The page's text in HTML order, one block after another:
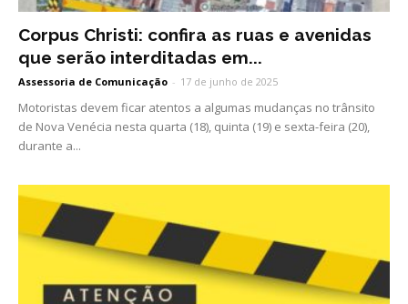
Corpus Christi: confira as ruas e avenidas
que serão interditadas em...
Assessoria de Comunicação - 17 de junho de 2025
Motoristas devem ficar atentos a algumas mudanças no trânsito
de Nova Venécia nesta quarta (18), quinta (19) e sexta-feira (20),
durante a...